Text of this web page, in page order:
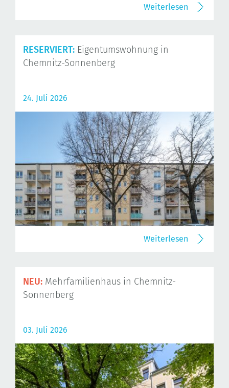
Weiterlesen
RESERVIERT: Eigentumswohnung in
Chemnitz-Sonnenberg
24. Juli 2026
Weiterlesen
NEU: Mehrfamilienhaus in Chemnitz-
Sonnenberg
03. Juli 2026